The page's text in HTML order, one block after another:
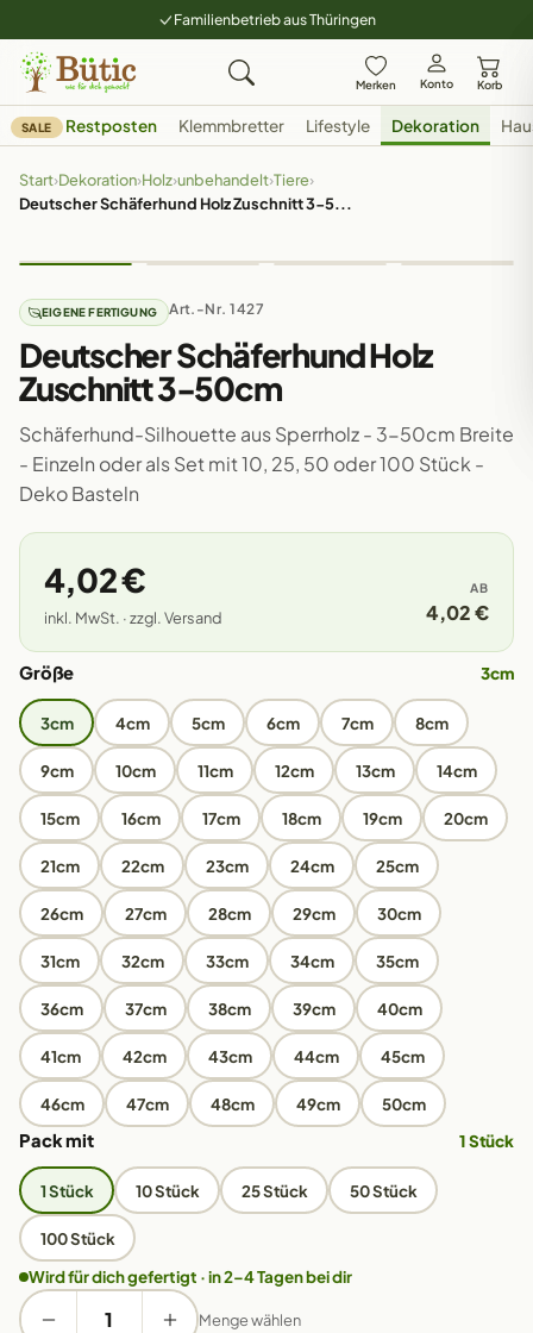
Familienbetrieb aus Thüringen
Merken Konto Korb
SALE Restposten Klemmbretter Lifestyle Dekoration
Start›Dekoration›Holz›unbehandelt›Tiere›
Deutscher Schäferhund Holz Zuschnitt 3-5...
EIGENE FERTIGUNG Art.-Nr. 1427
Deutscher Schäferhund Holz
Zuschnitt 3-50cm
Schäferhund-Silhouette aus Sperrholz - 3-50cm Breite
- Einzeln oder als Set mit 10, 25, 50 oder 100 Stück -
Deko Basteln
4,02 €
inkl. MwSt. · zzgl. Versand
AB
4,02 €
Größe 3cm
3cm 4cm 5cm 6cm 7cm 8cm
9cm 10cm 11cm 12cm 13cm 14cm
15cm 16cm 17cm 18cm 19cm 20cm
21cm 22cm 23cm 24cm 25cm
26cm 27cm 28cm 29cm 30cm
31cm 32cm 33cm 34cm 35cm
36cm 37cm 38cm 39cm 40cm
41cm 42cm 43cm 44cm 45cm
46cm 47cm 48cm 49cm 50cm
Pack mit 1 Stück
1 Stück 10 Stück 25 Stück 50 Stück
100 Stück
Wird für dich gefertigt · in 2–4 Tagen bei dir
Menge wählen